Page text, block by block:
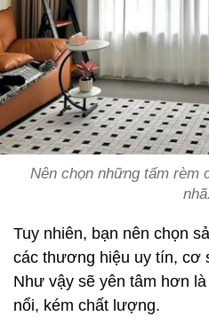
Nên chọn những tấm rèm
nhã.
Tuy nhiên, bạn nên chọn
các thương hiệu uy tín, cơ
Như vậy sẽ yên tâm hơn
nổi, kém chất lượng.